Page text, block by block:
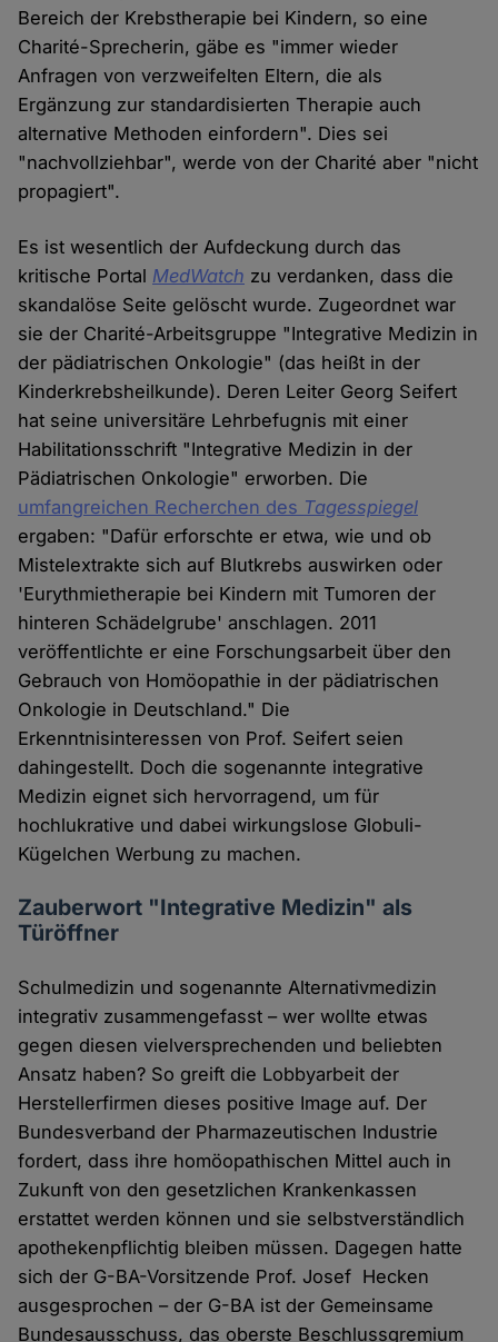
Bereich der Krebstherapie bei Kindern, so eine
Charité-Sprecherin, gäbe es "immer wieder
Anfragen von verzweifelten Eltern, die als
Ergänzung zur standardisierten Therapie auch
alternative Methoden einfordern". Dies sei
"nachvollziehbar", werde von der Charité aber "nicht
propagiert".
Es ist wesentlich der Aufdeckung durch das
kritische Portal MedWatch zu verdanken, dass die
skandalöse Seite gelöscht wurde. Zugeordnet war
sie der Charité-Arbeitsgruppe "Integrative Medizin in
der pädiatrischen Onkologie" (das heißt in der
Kinderkrebsheilkunde). Deren Leiter Georg Seifert
hat seine universitäre Lehrbefugnis mit einer
Habilitationsschrift "Integrative Medizin in der
Pädiatrischen Onkologie" erworben. Die
umfangreichen Recherchen des Tagesspiegel
ergaben: "Dafür erforschte er etwa, wie und ob
Mistelextrakte sich auf Blutkrebs auswirken oder
'Eurythmietherapie bei Kindern mit Tumoren der
hinteren Schädelgrube' anschlagen. 2011
veröffentlichte er eine Forschungsarbeit über den
Gebrauch von Homöopathie in der pädiatrischen
Onkologie in Deutschland." Die
Erkenntnisinteressen von Prof. Seifert seien
dahingestellt. Doch die sogenannte integrative
Medizin eignet sich hervorragend, um für
hochlukrative und dabei wirkungslose Globuli-
Kügelchen Werbung zu machen.
Zauberwort "Integrative Medizin" als
Türöffner
Schulmedizin und sogenannte Alternativmedizin
integrativ zusammengefasst – wer wollte etwas
gegen diesen vielversprechenden und beliebten
Ansatz haben? So greift die Lobbyarbeit der
Herstellerfirmen dieses positive Image auf. Der
Bundesverband der Pharmazeutischen Industrie
fordert, dass ihre homöopathischen Mittel auch in
Zukunft von den gesetzlichen Krankenkassen
erstattet werden können und sie selbstverständlich
apothekenpflichtig bleiben müssen. Dagegen hatte
sich der G-BA-Vorsitzende Prof. Josef Hecken
ausgesprochen – der G-BA ist der Gemeinsame
Bundesausschuss, das oberste Beschlussgremium